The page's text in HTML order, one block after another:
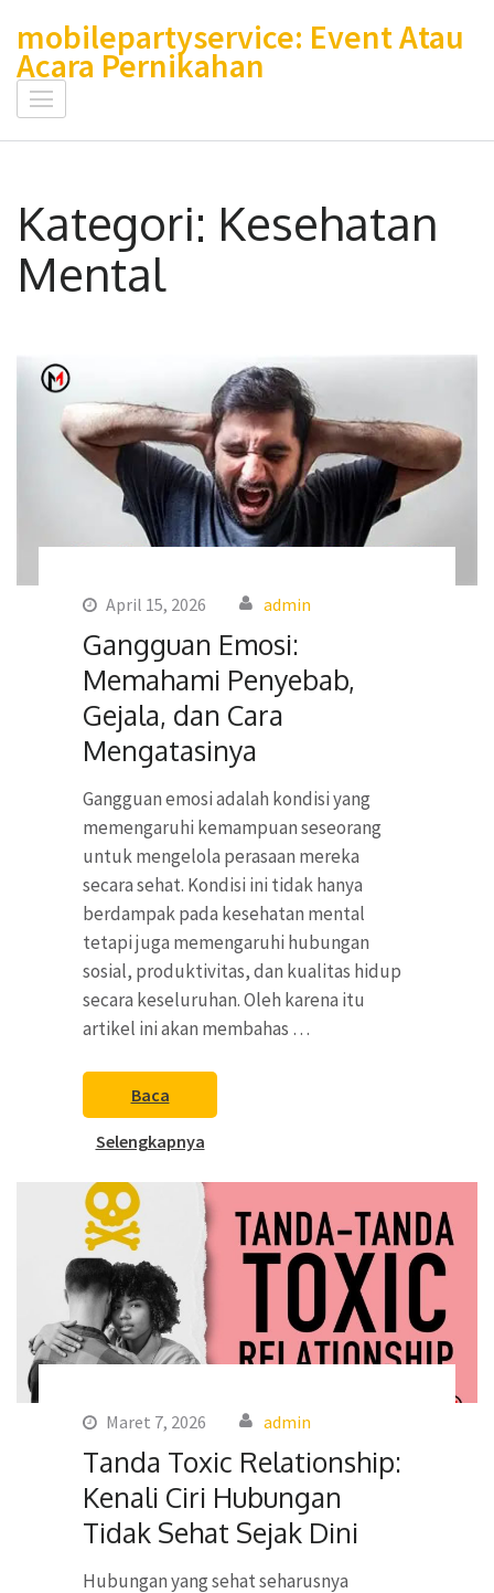
konten
(Tekan
mobilepartyservice: Event Atau
Acara Pernikahan
Kategori: Kesehatan
Mental
April 15, 2026 admin
Gangguan Emosi:
Memahami Penyebab,
Gejala, dan Cara
Mengatasinya
Gangguan emosi adalah kondisi yang
memengaruhi kemampuan seseorang
untuk mengelola perasaan mereka
secara sehat. Kondisi ini tidak hanya
berdampak pada kesehatan mental
tetapi juga memengaruhi hubungan
sosial, produktivitas, dan kualitas hidup
secara keseluruhan. Oleh karena itu
artikel ini akan membahas …
Baca
Selengkapnya
Maret 7, 2026 admin
Tanda Toxic Relationship:
Kenali Ciri Hubungan
Tidak Sehat Sejak Dini
Hubungan yang sehat seharusnya